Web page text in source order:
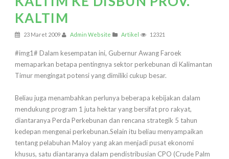
KALTIM
23 Maret 2009 Admin Website Artikel 12321
#img1# Dalam kesempatan ini, Gubernur Awang Faroek
memaparkan betapa pentingnya sektor perkebunan di Kalimantan
Timur mengingat potensi yang dimiliki cukup besar.
Beliau juga menambahkan perlunya beberapa kebijakan dalam
mendukung program 1 juta hektar yang bersifat pro rakyat,
diantaranya Perda Perkebunan dan rencana strategik 5 tahun
kedepan mengenai perkebunan.Selain itu beliau menyampaikan
tentang pelabuhan Maloy yang akan menjadi pusat ekonomi
khusus, satu diantaranya dalam pendistribusian CPO (Crude Palm